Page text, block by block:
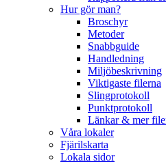
Hur gör man?
Broschyr
Metoder
Snabbguide
Handledning
Miljöbeskrivning
Viktigaste filerna
Slingprotokoll
Punktprotokoll
Länkar & mer
Våra lokaler
Fjärilskarta
Lokala sidor